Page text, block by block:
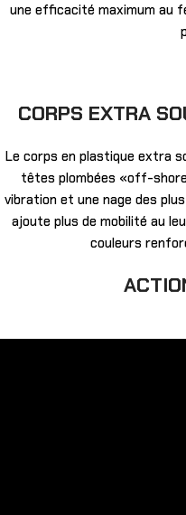
une efficacité maximum au
CORPS EXTRA
Le corps en plastique extra
têtes plombées «off-
vibration et une nage des
ajoute plus de mobilité au
couleurs